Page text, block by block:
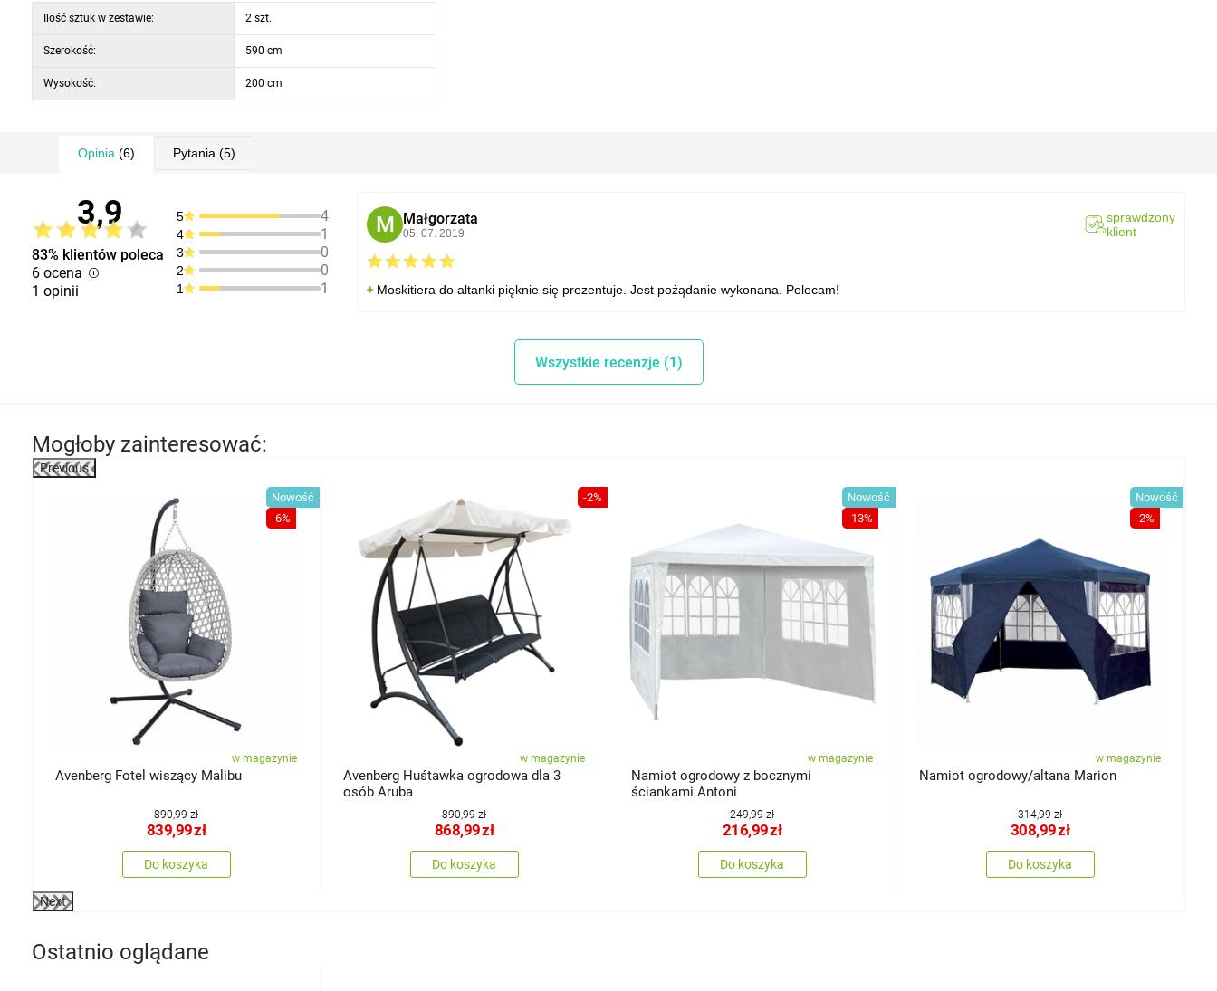
Ilość sztuk w zestawie: 2 szt.
Szerokość: 590 cm
Wysokość: 200 cm
Opinia (6) Pytania (5)
3,9
83% klientów poleca
6 ocena
1 opinii
5 4
4 1
3 0
2 0
1 1
M Małgorzata
05. 07. 2019
sprawdzony
klient
Moskitiera do altanki pięknie się prezentuje. Jest pożądanie wykonana. Polecam!
Wszystkie recenzje (1)
Mogłoby zainteresować:
Previous
Nowość
-6%
w magazynie
Avenberg Fotel wiszący Malibu
890,99 zł
839,99zł
Do koszyka
-2%
w magazynie
Avenberg Huśtawka ogrodowa dla 3
osób Aruba
890,99 zł
868,99zł
Do koszyka
Nowość
-13%
w magazynie
Namiot ogrodowy z bocznymi
ściankami Antoni
249,99 zł
216,99zł
Do koszyka
Nowość
-2%
w magazynie
Namiot ogrodowy/altana Marion
314,99 zł
308,99zł
Do koszyka
Next
Ostatnio oglądane